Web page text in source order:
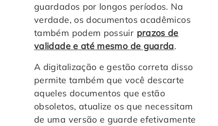
guardados por longos períodos. Na
verdade, os documentos acadêmicos
também podem possuir prazos de
validade e até mesmo de guarda.
A digitalização e gestão correta disso
permite também que você descarte
aqueles documentos que estão
obsoletos, atualize os que necessitam
de uma versão e guarde efetivamente